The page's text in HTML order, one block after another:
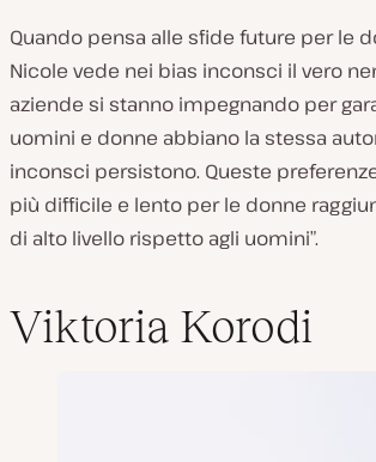
Quando pensa alle sfide future per le
Nicole vede nei bias inconsci il vero
aziende si stanno impegnando per
uomini e donne abbiano la stessa
inconsci persistono. Queste
più difficile e lento per le donne
di alto livello rispetto agli uomini”.
Viktoria Korodi